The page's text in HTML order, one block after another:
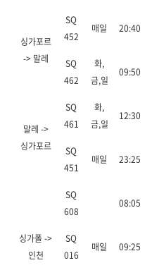
싱가포르
-> 말레
SQ
452
매일 20:40
SQ
462
화,
금,일
09:50
말레 ->
싱가포르
SQ
461
화,
금,일
12:30
SQ
451
매일 23:25
싱가폴 ->
인천
SQ
608
매일
08:05
SQ
016
09:25